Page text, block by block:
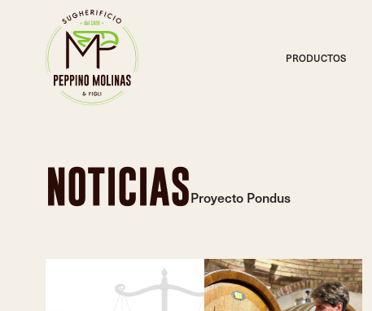
PRODUCTOS
SELEZIONE MOLINAS®
SELEZIONE VIP®Nuevo
NOTICIASProyecto Pondus